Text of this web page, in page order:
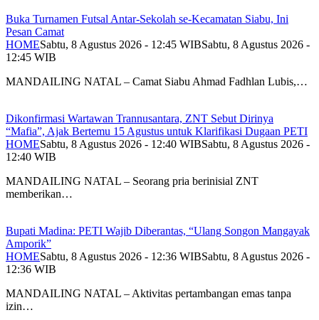
Buka Turnamen Futsal Antar-Sekolah se-Kecamatan Siabu, Ini
Pesan Camat
HOMESabtu, 8 Agustus 2026 - 12:45 WIBSabtu, 8 Agustus 2026 -
12:45 WIB
MANDAILING NATAL – Camat Siabu Ahmad Fadhlan Lubis,…
Dikonfirmasi Wartawan Trannusantara, ZNT Sebut Dirinya
“Mafia”, Ajak Bertemu 15 Agustus untuk Klarifikasi Dugaan PETI
HOMESabtu, 8 Agustus 2026 - 12:40 WIBSabtu, 8 Agustus 2026 -
12:40 WIB
MANDAILING NATAL – Seorang pria berinisial ZNT
memberikan…
Bupati Madina: PETI Wajib Diberantas, “Ulang Songon Mangayak
Amporik”
HOMESabtu, 8 Agustus 2026 - 12:36 WIBSabtu, 8 Agustus 2026 -
12:36 WIB
MANDAILING NATAL – Aktivitas pertambangan emas tanpa
izin…